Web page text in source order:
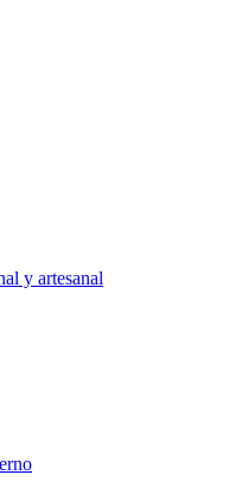
y artesanal